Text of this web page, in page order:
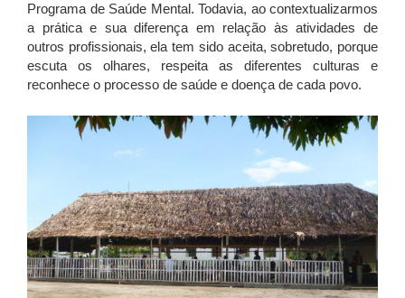
Programa de Saúde Mental. Todavia, ao contextualizarmos
a prática e sua diferença em relação às atividades de
outros profissionais, ela tem sido aceita, sobretudo, porque
escuta os olhares, respeita as diferentes culturas e
reconhece o processo de saúde e doença de cada povo.